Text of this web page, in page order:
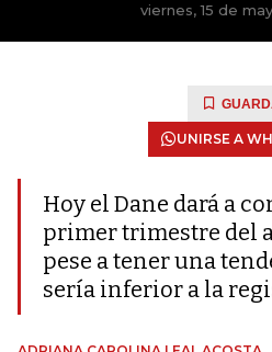
viernes, 15 de
UNIRSE A
Hoy el Dane dará a
primer trimestre del
pese a tener una
sería inferior a la